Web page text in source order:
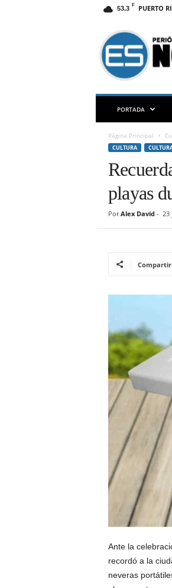
53.3 F PUERTO
S
N
O
PORTADA
Página Principal
CULTURA
playas
Por Alex David- 23
Compartir
Ante la
recordó a la
neveras